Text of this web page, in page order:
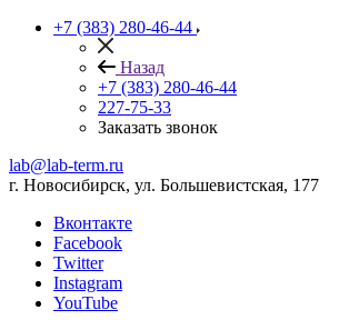
+7 (383) 280-46-44
Назад
+7 (383) 280-46-44
227-75-33
Заказать звонок
lab@lab-term.ru
г. Новосибирск, ул. Большевистская, 177
Вконтакте
Facebook
Twitter
Instagram
YouTube